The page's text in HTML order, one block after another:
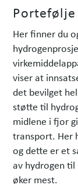
Her finner du
viser at
det bevilget
støtte til
midlene i fjor
transport. Her
og dette er et
av hydrogen
øker mest.